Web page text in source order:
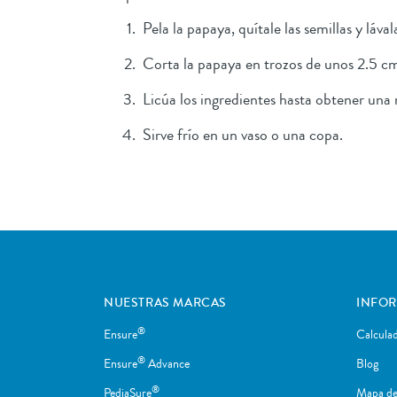
Pela la papaya, quítale las semillas y
Corta la papaya en trozos de unos 2.5
Licúa los ingredientes hasta obtener
Sirve frío en un vaso o una copa.
NUESTRAS MARCAS
Ensure®
Ensure® Advance
®
Blog